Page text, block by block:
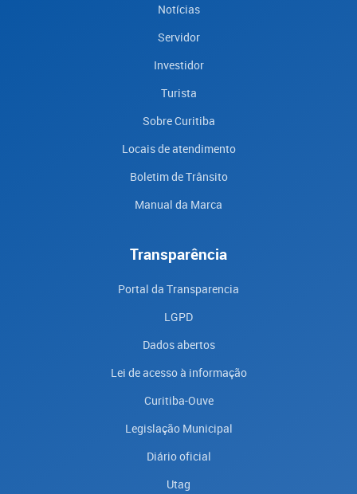
Notícias
Servidor
Investidor
Turista
Sobre Curitiba
Locais de atendimento
Boletim de Trânsito
Manual da Marca
Transparência
Portal da Transparencia
LGPD
Dados abertos
Lei de acesso à informação
Curitiba-Ouve
Legislação Municipal
Diário oficial
Utag